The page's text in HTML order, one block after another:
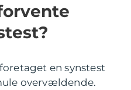
en synstest
overvældende.